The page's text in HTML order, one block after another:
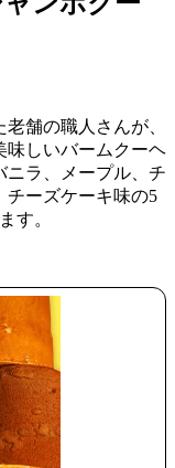
舗の職人さんが、
味しいバームクーヘ
ニラ、メープル、チ
チーズケーキ味の5
す。